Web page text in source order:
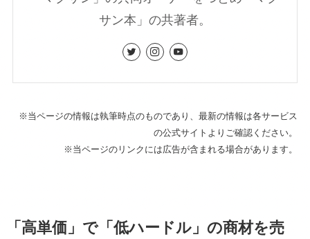
サン本」の共著者。
※当ページの情報は執筆時点のものであり、最新の情報は各サービス
の公式サイトよりご確認ください。
※当ページのリンクには広告が含まれる場合があります。
「高単価」で「低ハードル」の商材を売